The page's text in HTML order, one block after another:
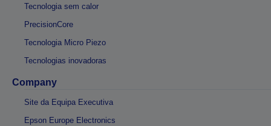
Tecnologia sem calor
PrecisionCore
Tecnologia Micro Piezo
Tecnologias inovadoras
Company
Site da Equipa Executiva
Epson Europe Electronics